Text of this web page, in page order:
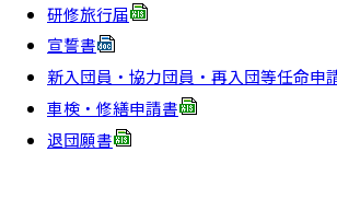
研修旅行届
宣誓書
新入団員・協力団員・再入団等任命申
車検・修繕申請書
退団願書